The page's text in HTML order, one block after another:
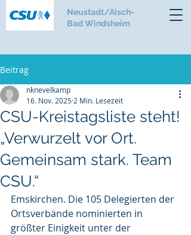
Neustadt/Aisch-
Bad Windsheim
Beitrag
CSU-Kreistagsliste steht!
„Verwurzelt vor Ort.
Gemeinsam stark. Team
CSU.“
nknevelkamp
16. Nov. 2025 2 Min. Lesezeit
Emskirchen. Die 105 Delegierten der
Ortsverbände nominierten in
größter Einigkeit unter der